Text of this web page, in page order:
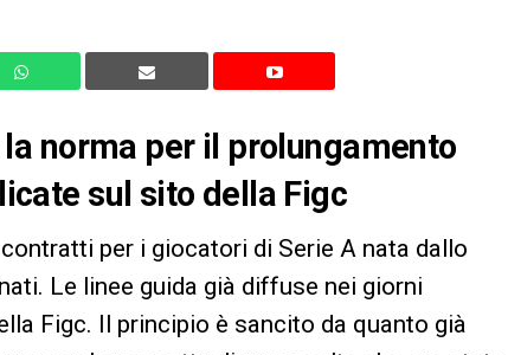
norma per il prolungamento
sul sito della Figc
per i giocatori di Serie A nata dallo
Le linee guida già diffuse nei giorni
Figc. Il principio è sancito da quanto già